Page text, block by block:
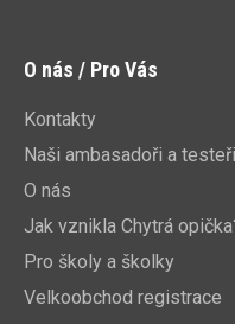
O nás / Pro Vás
Kontakty
Naši ambasadoři a testeři
O nás
Jak vznikla Chytrá
Pro školy a školky
Velkoobchod registrace